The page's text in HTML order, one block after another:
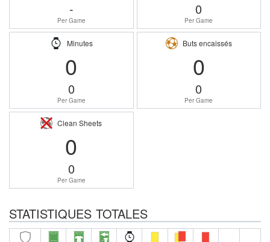
-
Per Game
0
Per Game
Minutes
0
0
Per Game
Buts encaissés
0
0
Per Game
Clean Sheets
0
0
Per Game
STATISTIQUES TOTALES